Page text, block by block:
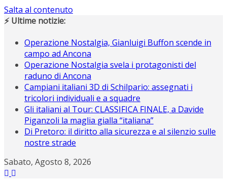
Salta al contenuto
⚡ Ultime notizie:
Operazione Nostalgia, Gianluigi Buffon scende in
campo ad Ancona
Operazione Nostalgia svela i protagonisti del
raduno di Ancona
Campiani italiani 3D di Schilpario: assegnati i
tricolori individuali e a squadre
Gli italiani al Tour: CLASSIFICA FINALE, a Davide
Piganzoli la maglia gialla “italiana”
Di Pretoro: il diritto alla sicurezza e al silenzio sulle
nostre strade
Sabato, Agosto 8, 2026